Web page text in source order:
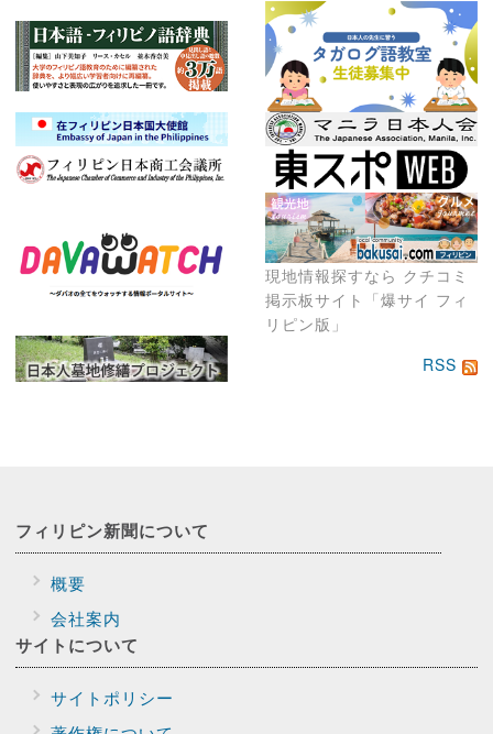
現地情報探すなら クチコミ
掲示板サイト「爆サイ フィ
リピン版」
RSS
フィリピン新聞について
概要
会社案内
サイトについて
サイトポリシー